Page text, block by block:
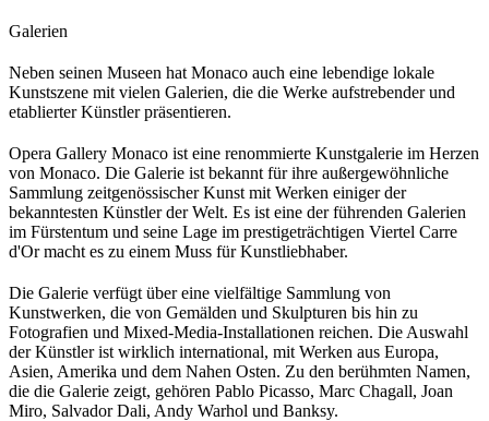
Galerien
Neben seinen Museen hat Monaco auch eine lebendige lokale
Kunstszene mit vielen Galerien, die die Werke aufstrebender und
etablierter Künstler präsentieren.
Opera Gallery Monaco ist eine renommierte Kunstgalerie im Herzen
von Monaco. Die Galerie ist bekannt für ihre außergewöhnliche
Sammlung zeitgenössischer Kunst mit Werken einiger der
bekanntesten Künstler der Welt. Es ist eine der führenden Galerien
im Fürstentum und seine Lage im prestigeträchtigen Viertel Carre
d'Or macht es zu einem Muss für Kunstliebhaber.
Die Galerie verfügt über eine vielfältige Sammlung von
Kunstwerken, die von Gemälden und Skulpturen bis hin zu
Fotografien und Mixed-Media-Installationen reichen. Die Auswahl
der Künstler ist wirklich international, mit Werken aus Europa,
Asien, Amerika und dem Nahen Osten. Zu den berühmten Namen,
die die Galerie zeigt, gehören Pablo Picasso, Marc Chagall, Joan
Miro, Salvador Dali, Andy Warhol und Banksy.